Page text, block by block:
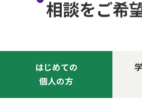
相談をご希
はじめての
個人の方